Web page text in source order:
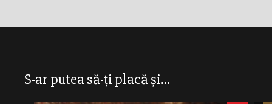
S-ar putea să-ți placă și...